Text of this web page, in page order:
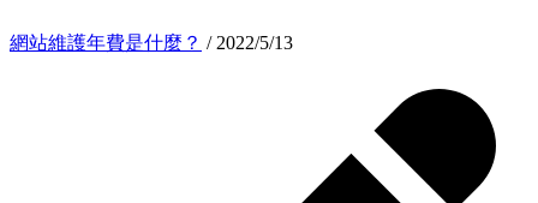
網站維護年費是什麼？ / 2022/5/13